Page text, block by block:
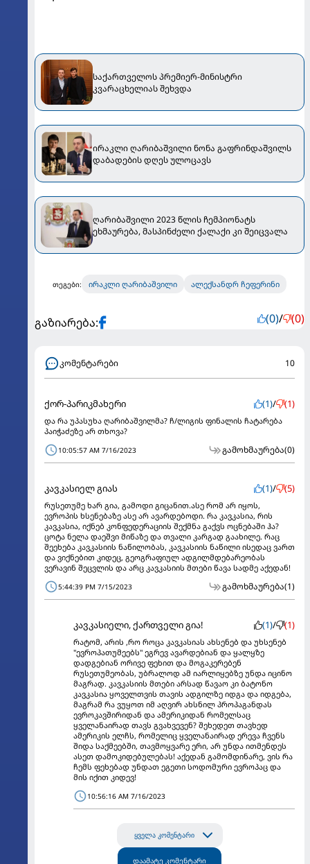
საქართველოს პრემიერ-მინისტრი
კვარაცხელიას შეხვდა
ირაკლი ღარიბაშვილი ნონა გაფრინდაშვილს
დაბადების დღეს ულოცავს
ღარიბაშვილი 2023 წლის ჩემპიონატს
ეხმაურება, მასპინძელი ქალაქი კი შეიცვალა
თეგები: ირაკლი ღარიბაშვილი ალექსანდრ ჩეფერინი
გაზიარება: (0)/ (0)
კომენტარები 10
ქორ-პარიკმახერი (1)/ (1)
და რა უპასუხა ღარიბაშვილმა? ჩ/ლიგის ფინალის ჩატარება
პაიჭაძეზე არ თხოვა?
10:05:57 AM 7/16/2023 გამოხმაურება(0)
კავკასიელ გიას (1)/ (5)
რუსეთუმე ხარ გია, გამოდი გიცანით.ასე რომ არ იყოს,
ევროპის ხსენებაზე ასე არ ავარდებოდი. რა კავკასია, რის
კავკასია, იქნებ კონფედერაციის შექმნა გაქვს ოცნებაში ჰა?
ცოტა ნელა დაეშვი მიწაზე და თვალი კარგად გაახილე. რაც
შეეხება კავკასიის ნაწილობას, კავკასიის ნაწილი ისედაც ვართ
და ვიქნებით კიდეც, გეოგრაფიულ ადგილმდებარეობას
ვერავინ შეცვლის და არც კავკასიის მთები წავა სადმე აქედან!
5:44:39 PM 7/15/2023 გამოხმაურება(1)
კავკასიელი, ქართველი გია! (1)/ (1)
რატომ, არის ,რო როცა კავკასიას ახსენებ და უხსენებ
"ევროპათუმეებს" ეგრევ ავარდებიან და ყალყზე
დადგებიან ორივე ფეხით და მოგაკერებენ
რუსეთუმეობას, უბრალოდ ამ იარლიყებზე უნდა იცინო
მაგრად. კავკასიის მთები არსად წავაო კი ბატონო
კავკასია ყოველთვის თავის ადგილზე იდგა და იდგება,
მაგრამ რა ვუყოთ იმ აღვირ ახსნილ პროპაგანდას
ევროკავშირიდან და ამერიკიდან რომელსაც
ყველანაირად თავს გვახვევენ? შეხედეთ თავხედ
ამერიკის ელჩს, რომელიც ყველანაირად ერევა ჩვენს
შიდა საქმეებში, თავმოყვარე ერი, არ უნდა ითმენდეს
ასეთ დამოკიდებულებას! აქედან გამომდინარე, ვის რა
ჩემს ფეხებად უნდათ ეგეთი სოდომური ევროპაც და
მის იქით კიდევ!
10:56:16 AM 7/16/2023
ყველა კომენტარი
დაამატე კომენტარი